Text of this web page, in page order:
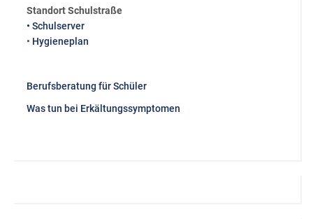
Standort Schulstraße
• Schulserver
• Hygieneplan
Berufsberatung für Schüler
Was tun bei Erkältungssymptomen